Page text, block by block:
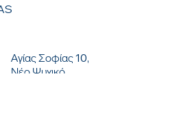
Αγίας Σοφίας 10,
Νέο Ψυχικό